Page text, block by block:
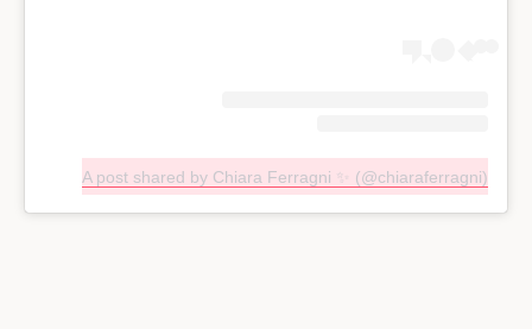
A post shared by Chiara Ferragni ✨ (@chiaraferragni)